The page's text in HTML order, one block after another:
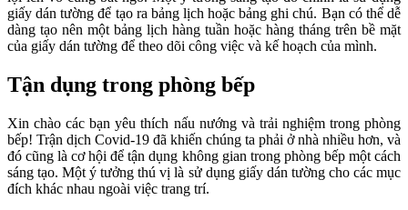
giấy dán tường để tạo ra bảng lịch hoặc bảng ghi chú. Bạn có thể dễ
dàng tạo nên một bảng lịch hàng tuần hoặc hàng tháng trên bề mặt
của giấy dán tường để theo dõi công việc và kế hoạch của mình.
Tận dụng trong phòng bếp
Xin chào các bạn yêu thích nấu nướng và trải nghiệm trong phòng
bếp! Trận dịch Covid-19 đã khiến chúng ta phải ở nhà nhiều hơn, và
đó cũng là cơ hội để tận dụng không gian trong phòng bếp một cách
sáng tạo. Một ý tưởng thú vị là sử dụng giấy dán tường cho các mục
đích khác nhau ngoài việc trang trí.